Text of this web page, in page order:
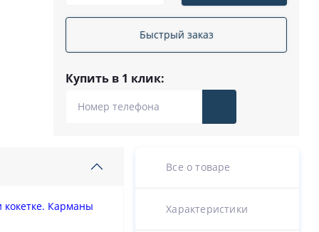
Быстрый заказ
Купить в 1 клик:
кокетке. Карманы
Все о товаре
Характеристики